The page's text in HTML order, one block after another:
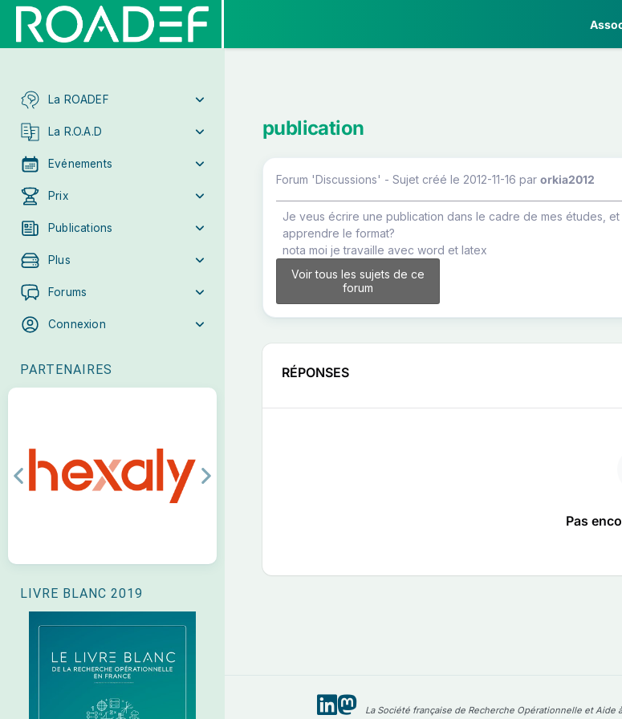
La ROADEF
La R.O.A.D
Evénements
Prix
Publications
Plus
Forums
Connexion
PARTENAIRES
Previous Next
LIVRE BLANC 2019
publication
Forum 'Discussions' - Sujet créé le 2012-11-16 par orkia2012
Je veus écrire une publication dans le cadre de mes études,
apprendre le format?
nota moi je travaille avec word et latex
Voir tous les sujets de ce
forum
RÉPONSES
Pas
La Société française de Recherche Opérationnelle et Aide